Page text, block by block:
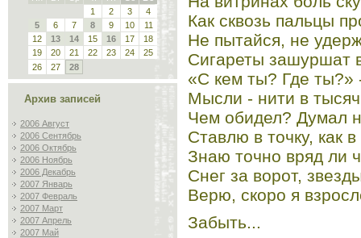
1
2 3
4
5
6 7 8 9 10
11
12
13 14 15 16 17
18
19
20 21 22 23 24
25
26
27 28
Архив записей
2006 Август
2006 Сентябрь
2006 Октябрь
2006 Ноябрь
2006 Декабрь
2007 Январь
2007 Февраль
2007 Март
2007 Апрель
2007 Май
Как сквозь пальцы
Не пытайся, не
Сигареты зашуршат
«С кем ты? Где ты?»
Мысли - нити в
Чем обидел? Думал
Ставлю в точку, как
Знаю точно вряд ли
Снег за ворот,
Верю, скоро я
Забыть...